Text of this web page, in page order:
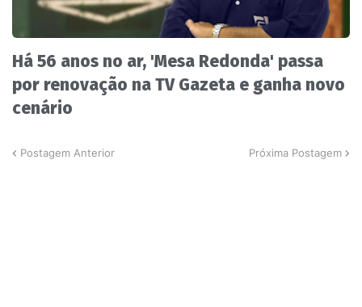
Há 56 anos no ar, 'Mesa Redonda' passa
por renovação na TV Gazeta e ganha novo
cenário
Postagem Anterior Próxima Postagem